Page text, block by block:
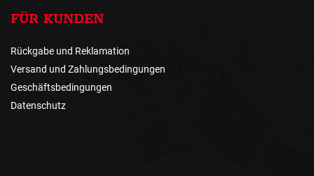
FÜR KUNDEN
Rückgabe und Reklamation
Versand und Zahlungsbedingungen
Geschäftsbedingungen
Datenschutz